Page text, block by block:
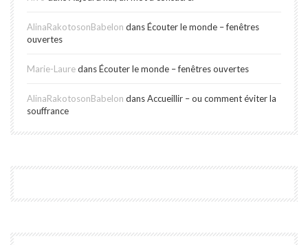
AlinaRakotosonBabelon dansÉcouter le monde – fenêtres
ouvertes
Marie-LauredansÉcouter le monde – fenêtres ouvertes
AlinaRakotosonBabelon dansAccueillir – ou comment éviter la
souffrance